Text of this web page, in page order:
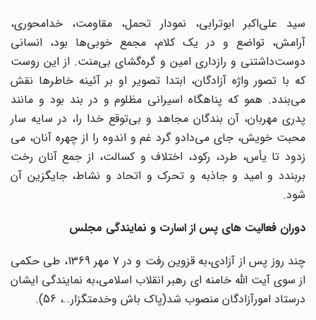
سید علی‌اکبر ابوترابی، نمودار تحمل، مقاومت، خدامحوری،
آرامش، تواضع و در یک کلام، مجمع خوبی‌ها بود، انسانی
دوست‌داشتنی و راز‌داری امین و گره‌گشای بی‌منت. از این روست
که با تصور واژه آزادگان، ابتدا تصویر او بر آئینه خاطرها نقش
می‌بندد. همو که پناهگاه اسیرانی مظلوم و در بند بود و مانند
پدری مهربان، آن بندگان مجاهد و بی‌توقع خدا را، در سایه سار
محبت خویش، جای می‌دادو گرد غم و اندوه را از چهره آنان، می
‌زدود تا یأس، طرد، رکود، اختلاف و کسالت، از جمع آنان رخت
بربندد و امید و جاذبه و تحرک و اتحاد و نشاط، جایگزین آن
شود.
دوران فعالیت های پس از اسارت و نمایندگی مجلس
چند روز پس از آزادی،به قزوین رفت و در 7 مهر 1369، طی حکمی
از سوی آیت الله خامنه ای رهبر انقلاب اسلامی،به نمایندگی ایشان
درستاد امورآزادگان منصوب شد(پاک باش وخدمتگزار…، 56).